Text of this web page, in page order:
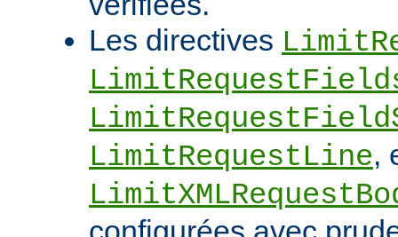
Les directives
LimitRequestLine,